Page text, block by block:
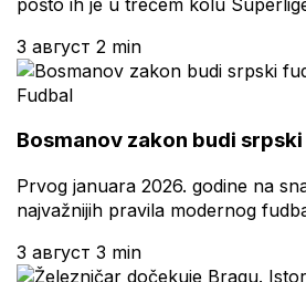
pošto ih je u trećem kolu
3 август 2 min
Fudbal
Bosmanov zakon budi
Prvog januara 2026. godine na
najvažnijih pravila modernog
3 август 3 min